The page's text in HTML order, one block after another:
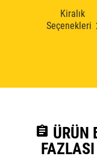
Kiralık
Seçenekleri
assignment ÜRÜN